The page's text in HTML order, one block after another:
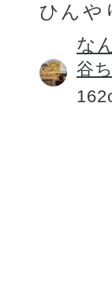
ひんや
な
谷